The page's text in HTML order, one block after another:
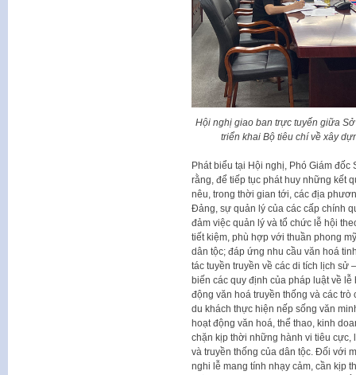
Hội nghị giao ban trực tuyến giữa
triển khai Bộ tiêu chí về xây
Phát biểu tại Hội nghị, Phó Giám đốc
rằng, để tiếp tục phát huy những kết
nêu, trong thời gian tới, các địa
Đảng, sự quản lý của các cấp chính
đảm việc quản lý và tổ chức lễ hội
tiết kiệm, phù hợp với thuần phong
dân tộc; đáp ứng nhu cầu văn hoá
tác tuyền truyền về các di tích lịch sử
biến các quy định của pháp luật về
động văn hoá truyền thống và các
du khách thực hiện nếp sống văn
hoạt động văn hoá, thể thao, kinh
chặn kịp thời những hành vi tiêu cực,
và truyền thống của dân tộc. Đối với
nghi lễ mang tính nhạy cảm, cần kịp